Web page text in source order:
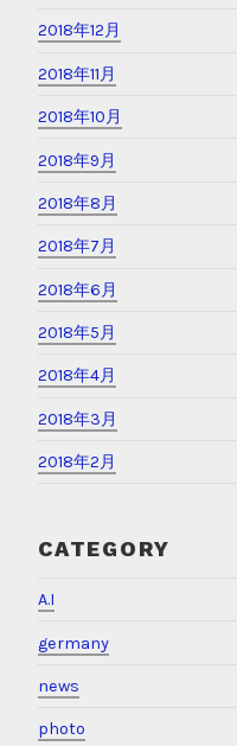
2018年12月
2018年11月
2018年10月
2018年9月
2018年8月
2018年7月
2018年6月
2018年5月
2018年4月
2018年3月
2018年2月
CATEGORY
A.I
germany
news
photo